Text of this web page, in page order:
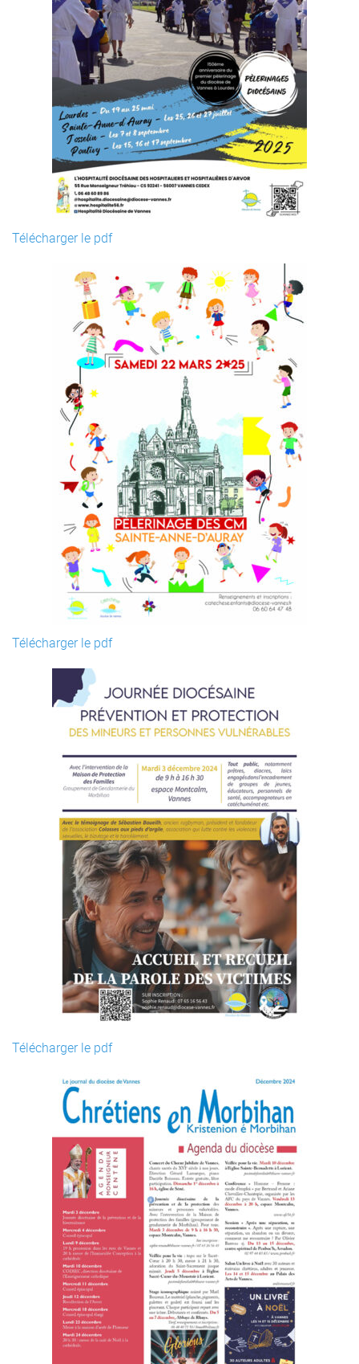
Télécharger le pdf
Télécharger le pdf
Télécharger le pdf